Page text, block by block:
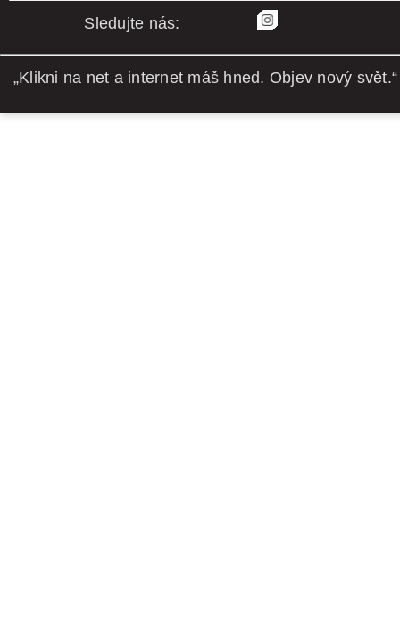
Sledujte nás:
„Klikni na net a internet máš hned. Objev nový svět.“